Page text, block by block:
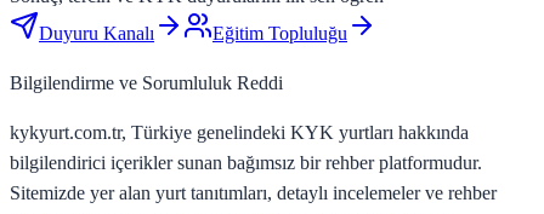
Duyuru Kanalı
Eğitim Topluluğu
Bilgilendirme ve Sorumluluk Reddi
kykyurt.com.tr, Türkiye genelindeki KYK yurtları hakkında
bilgilendirici içerikler sunan bağımsız bir rehber platformudur.
Sitemizde yer alan yurt tanıtımları, detaylı incelemeler ve rehber